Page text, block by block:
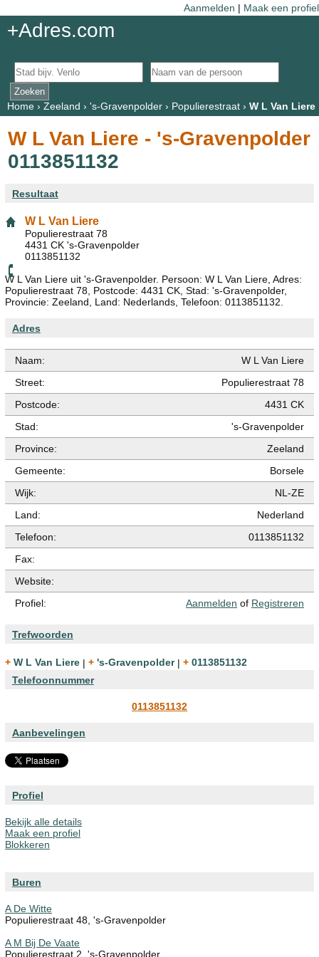
Aanmelden | Maak een profiel
+Adres.com
Home› Zeeland › 's-Gravenpolder› Populierestraat› W L Van Liere
W L Van Liere - 's-Gravenpolder
0113851132
Resultaat
W L Van Liere
Populierestraat 78
4431 CK 's-Gravenpolder
0113851132
W L Van Liere uit 's-Gravenpolder. Persoon: W L Van Liere, Adres:
Populierestraat 78, Postcode: 4431 CK, Stad: 's-Gravenpolder,
Provincie: Zeeland, Land: Nederlands, Telefoon: 0113851132.
Adres
Naam:
W L Van Liere
Street:
Populierestraat 78
Postcode:
4431 CK
Stad:
's-Gravenpolder
Province:
Zeeland
Gemeente:
Borsele
Wijk:
NL-ZE
Land:
Nederland
Telefoon:
0113851132
Fax:
Website:
Profiel:
Aanmelden of Registreren
Trefwoorden
+ W L Van Liere | + 's-Gravenpolder|
+ 0113851132
Telefoonnummer
0113851132
Aanbevelingen
Profiel
Bekijk alle details
Maak een profiel
Blokkeren
Buren
A De Witte
Populierestraat 48, 's-Gravenpolder
A M Bij De Vaate
Populierestraat 2, 's-Gravenpolder